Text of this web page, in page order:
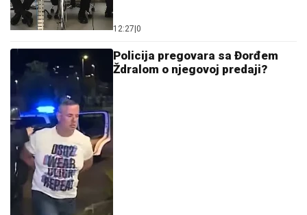
12:27 0
Policija pregovara sa Đorđem
Ždralom o njegovoj predaji?